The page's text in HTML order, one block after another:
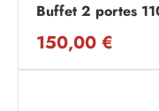
Buffet 2 portes
150,00 €